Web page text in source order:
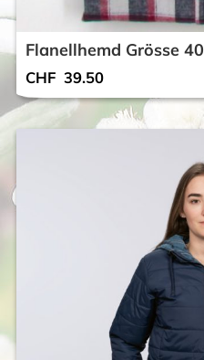
Flanellhemd Grösse 40
CHF 39.50